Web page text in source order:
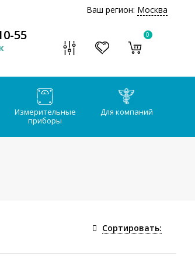
Ваш регион: Москва
55 0
Измерительные
приборы
Для компаний
Сортировать: